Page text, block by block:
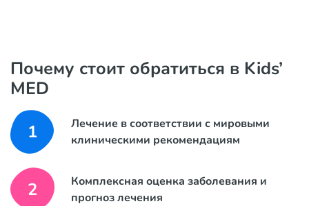
Почему стоит обратиться в Kids’
MED
1
Лечение в соответствии с мировыми
клиническими рекомендациям
2
Комплексная оценка заболевания и
прогноз лечения